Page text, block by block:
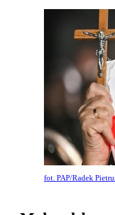
fot. PAP/Radek